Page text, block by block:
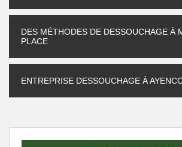
DES MÉTHODES DE DESSOUCHAGE À
PLACE
ENTREPRISE DESSOUCHAGE À